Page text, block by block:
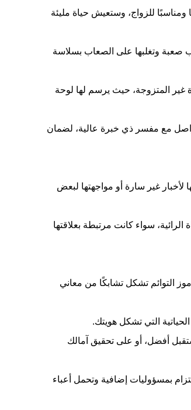
للزواج، وستعيش حياة مليئة
صعبة وتغلبها على الصعاب بسلاسة
غير المتزوجة، حيث يرسم لها لوحة
مع مفسر ذي خبرة عالية، لضمان
لأخبار غير سارة أو مواجهتها لبعض
سواء كانت مرتبطة بعلاقتها
التوائم تشكل تشابكًا من معاني
التي تشكل هويتك.
أفضل، أو على تحقيق آمالك
بمسؤوليات إضافية وتحمل أعباء